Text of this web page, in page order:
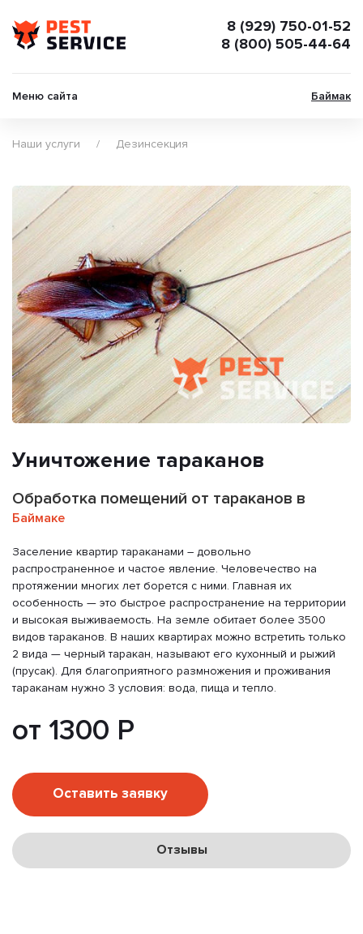
8 (929) 750-01-52
8 (800) 505-44-64
Меню сайта Баймак
Наши услуги Дезинсекция
Уничтожение тараканов
Обработка помещений от тараканов в
Баймаке
Заселение квартир тараканами – довольно
распространенное и частое явление. Человечество на
протяжении многих лет борется с ними. Главная их
особенность — это быстрое распространение на территории
и высокая выживаемость. На земле обитает более 3500
видов тараканов. В наших квартирах можно встретить только
2 вида — черный таракан, называют его кухонный и рыжий
(прусак). Для благоприятного размножения и проживания
тараканам нужно 3 условия: вода, пища и тепло.
от 1300 Р
Оставить заявку
Отзывы